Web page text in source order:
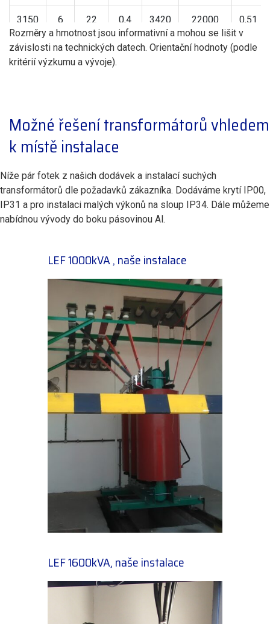
3150 6 22 0,4 3420 22000
0,51
Rozměry a hmotnost jsou informativní a mohou se lišit v
závislosti na technických datech. Orientační hodnoty (podle
kritérií výzkumu a vývoje).
Možné řešení transformátorů vhledem
k místě instalace
Níže pár fotek z našich dodávek a instalací suchých
transformátorů dle požadavků zákazníka. Dodáváme krytí IP00,
IP31 a pro instalaci malých výkonů na sloup IP34. Dále můžeme
nabídnou vývody do boku pásovinou Al.
LEF 1000kVA , naše instalace
LEF 1600kVA, naše instalace